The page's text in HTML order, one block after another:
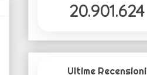
20.901.624
Ultime Recensioni